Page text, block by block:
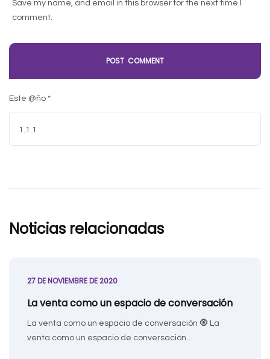
Save my name, and email in this browser for the next time I
comment.
Este @ño *
Noticias relacionadas
27 DE NOVIEMBRE DE 2020
La venta como un espacio de conversación
La venta como un espacio de conversación 🧿 La
venta como un espacio de conversación…